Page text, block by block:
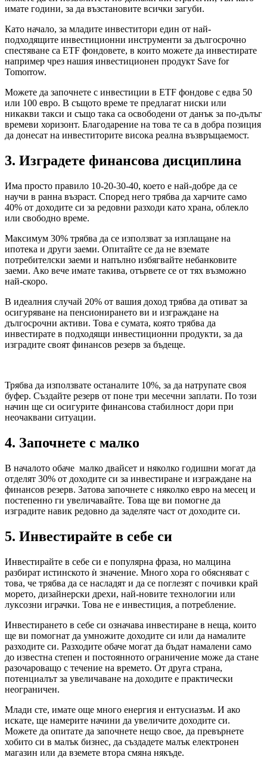
имате години, за да възстановите всички загуби.
Като начало, за младите инвеститори един от най-
подходящите инвестиционни инструменти за дългосрочно
спестяване са ETF фондовете, в които можете да инвестирате
например чрез нашия инвестиционен продукт Save for
Tomorrow.
Можете да започнете с инвестиции в ETF фондове с едва 50
или 100 евро. В същото време те предлагат ниски или
никакви такси и също така са освободени от данък за по-дълъг
времеви хоризонт. Благодарение на това те са в добра позиция
да донесат на инвеститорите висока реална възвръщаемост.
3. Изградете финансова дисциплина
Има просто правило 10-20-30-40, което е най-добре да се
научи в ранна възраст. Според него трябва да харчите само
40% от доходите си за редовни разходи като храна, облекло
или свободно време.
Максимум 30% трябва да се използват за изплащане на
ипотека и други заеми. Опитайте се да не вземате
потребителски заеми и напълно избягвайте небанковите
заеми. Ако вече имате такива, отървете се от тях възможно
най-скоро.
В идеалния случай 20% от вашия доход трябва да отиват за
осигуряване на пенсионирането ви и изграждане на
дългосрочни активи. Това е сумата, която трябва да
инвестирате в подходящи инвестиционни продукти, за да
изградите своят финансов резерв за бъдеще.
Трябва да използвате останалите 10%, за да натрупате своя
буфер. Създайте резерв от поне три месечни заплати. По този
начин ще си осигурите финансова стабилност дори при
неочаквани ситуации.
4. Започнете с малко
В началото обаче малко двайсет и няколко годишни могат да
отделят 30% от доходите си за инвестиране и изграждане на
финансов резерв. Затова започнете с няколко евро на месец и
постепенно ги увеличавайте. Това ще ви помогне да
изградите навик редовно да заделяте част от доходите си.
5. Инвестирайте в себе си
Инвестирайте в себе си е популярна фраза, но малцина
разбират истинското ѝ значение. Много хора го обясняват с
това, че трябва да се насладят и да се поглезят с почивки край
морето, дизайнерски дрехи, най-новите технологии или
луксозни играчки. Това не е инвестиция, а потребление.
Инвестирането в себе си означава инвестиране в неща, които
ще ви помогнат да умножите доходите си или да намалите
разходите си. Разходите обаче могат да бъдат намалени само
до известна степен и постоянното ограничение може да стане
разочароващо с течение на времето. От друга страна,
потенциалът за увеличаване на доходите е практически
неограничен.
Млади сте, имате още много енергия и ентусиазъм. И ако
искате, ще намерите начини да увеличите доходите си.
Можете да опитате да започнете нещо свое, да превърнете
хобито си в малък бизнес, да създадете малък електронен
магазин или да вземете втора смяна някъде.